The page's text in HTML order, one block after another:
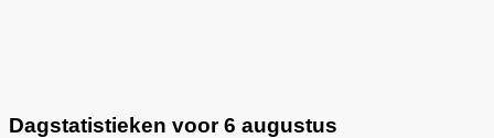
Dagstatistieken voor 6 augustus